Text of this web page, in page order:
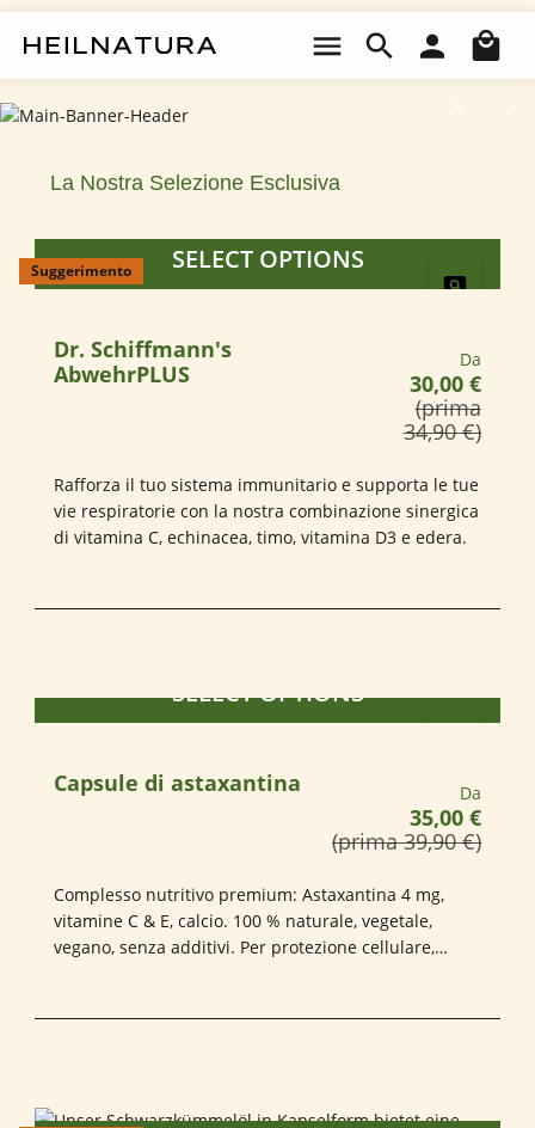
Il
Salta la galleria di immagini
AbitudiniSane.Fatte Semplici. Integratori alimentari 100%
Fatte Semplici.
Per Arricchire La Tua Vita Naturalmente.
La Nostra Selezione Esclusiva
Suggerimento SELECT OPTIONS
Dr. Schiffmann's
AbwehrPLUS
Prezzo
Da
30,00 €
(prima
34,90 €)
Rafforza il tuo sistema immunitario e supporta le tue
vie respiratorie con la nostra combinazione sinergica
di vitamina C, echinacea, timo, vitamina D3 e edera.
SELECT OPTIONS
Capsule di astaxantina Prezzo
Da
35,00 €
(prima 39,90 €)
Complesso nutritivo premium: Astaxantina 4 mg,
vitamine C & E, calcio. 100 % naturale, vegetale,
vegano, senza additivi. Per protezione cellulare,